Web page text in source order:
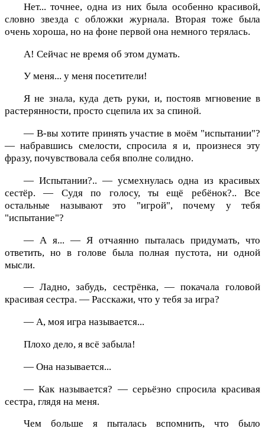
Нет... точнее, одна из них была особенно красивой,
словно звезда с обложки журнала. Вторая тоже была
очень хороша, но на фоне первой она немного терялась.
А! Сейчас не время об этом думать.
У меня... у меня посетители!
Я не знала, куда деть руки, и, постояв мгновение в
растерянности, просто сцепила их за спиной.
— В-вы хотите принять участие в моём "испытании"?
— набравшись смелости, спросила я и, произнеся эту
фразу, почувствовала себя вполне солидно.
— Испытании?.. — усмехнулась одна из красивых
сестёр. — Судя по голосу, ты ещё ребёнок?.. Все
остальные называют это "игрой", почему у тебя
"испытание"?
— А я... — Я отчаянно пыталась придумать, что
ответить, но в голове была полная пустота, ни одной
мысли.
— Ладно, забудь, сестрёнка, — покачала головой
красивая сестра. — Расскажи, что у тебя за игра?
— А, моя игра называется...
Плохо дело, я всё забыла!
— Она называется...
— Как называется? — серьёзно спросила красивая
сестра, глядя на меня.
Чем больше я пыталась вспомнить, что было